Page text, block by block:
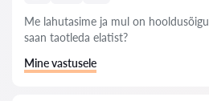
Me lahutasime ja mul on
saan taotleda elatist?
Mine vastusele